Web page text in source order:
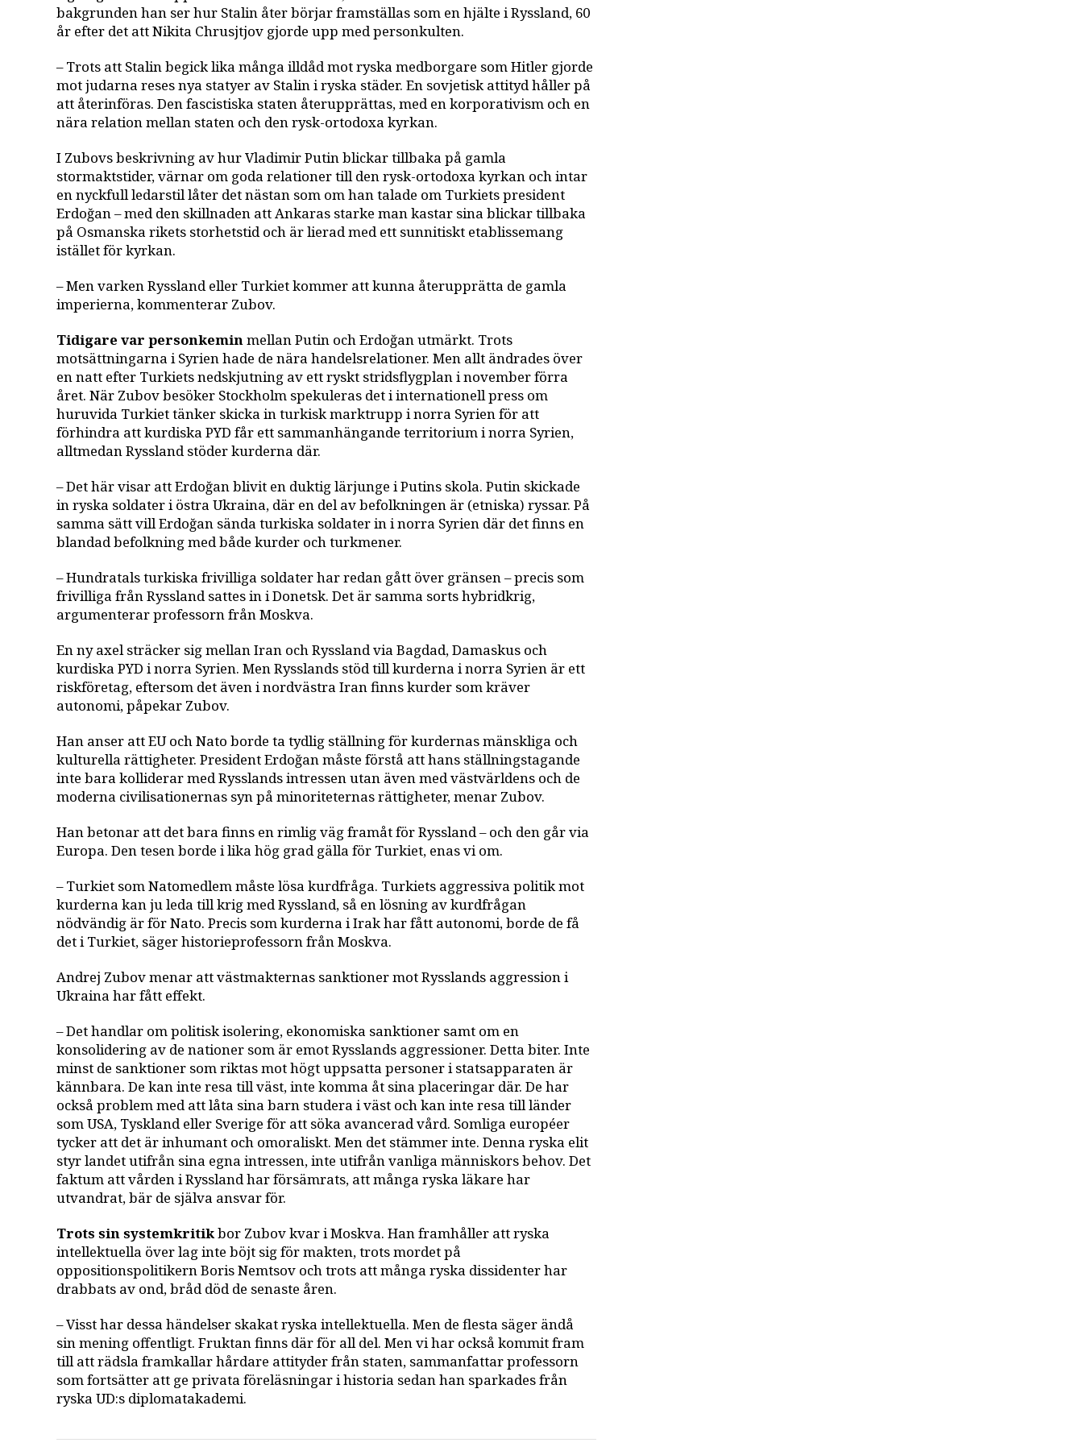
bakgrunden han ser hur Stalin åter börjar framställas som en hjälte i Ryssland, 60
år efter det att Nikita Chrusjtjov gjorde upp med personkulten.
– Trots att Stalin begick lika många illdåd mot ryska medborgare som Hitler gjorde
mot judarna reses nya statyer av Stalin i ryska städer. En sovjetisk attityd håller på
att återinföras. Den fascistiska staten återupprättas, med en korporativism och en
nära relation mellan staten och den rysk-ortodoxa kyrkan.
I Zubovs beskrivning av hur Vladimir Putin blickar tillbaka på gamla
stormaktstider, värnar om goda relationer till den rysk-ortodoxa kyrkan och intar
en nyckfull ledarstil låter det nästan som om han talade om Turkiets president
Erdoğan – med den skillnaden att Ankaras starke man kastar sina blickar tillbaka
på Osmanska rikets storhetstid och är lierad med ett sunnitiskt etablissemang
istället för kyrkan.
– Men varken Ryssland eller Turkiet kommer att kunna återupprätta de gamla
imperierna, kommenterar Zubov.
Tidigare var personkeminmellan Putin och Erdoğan utmärkt. Trots
motsättningarna i Syrien hade de nära handelsrelationer. Men allt ändrades över
en natt efter Turkiets nedskjutning av ett ryskt stridsflygplan i november förra
året. När Zubov besöker Stockholm spekuleras det i internationell press om
huruvida Turkiet tänker skicka in turkisk marktrupp i norra Syrien för att
förhindra att kurdiska PYD får ett sammanhängande territorium i norra Syrien,
alltmedan Ryssland stöder kurderna där.
– Det här visar att Erdoğan blivit en duktig lärjunge i Putins skola. Putin skickade
in ryska soldater i östra Ukraina, där en del av befolkningen är (etniska) ryssar. På
samma sätt vill Erdoğan sända turkiska soldater in i norra Syrien där det finns en
blandad befolkning med både kurder och turkmener.
– Hundratals turkiska frivilliga soldater har redan gått över gränsen – precis som
frivilliga från Ryssland sattes in i Donetsk. Det är samma sorts hybridkrig,
argumenterar professorn från Moskva.
En ny axel sträcker sig mellan Iran och Ryssland via Bagdad, Damaskus och
kurdiska PYD i norra Syrien. Men Rysslands stöd till kurderna i norra Syrien är ett
riskföretag, eftersom det även i nordvästra Iran finns kurder som kräver
autonomi, påpekar Zubov.
Han anser att EU och Nato borde ta tydlig ställning för kurdernas mänskliga och
kulturella rättigheter. President Erdoğan måste förstå att hans ställningstagande
inte bara kolliderar med Rysslands intressen utan även med västvärldens och de
moderna civilisationernas syn på minoriteternas rättigheter, menar Zubov.
Han betonar att det bara finns en rimlig väg framåt för Ryssland – och den går via
Europa. Den tesen borde i lika hög grad gälla för Turkiet, enas vi om.
– Turkiet som Natomedlem måste lösa kurdfråga. Turkiets aggressiva politik mot
kurderna kan ju leda till krig med Ryssland, så en lösning av kurdfrågan
nödvändig är för Nato. Precis som kurderna i Irak har fått autonomi, borde de få
det i Turkiet, säger historieprofessorn från Moskva.
Andrej Zubov menar att västmakternas sanktioner mot Rysslands aggression i
Ukraina har fått effekt.
– Det handlar om politisk isolering, ekonomiska sanktioner samt om en
konsolidering av de nationer som är emot Rysslands aggressioner. Detta biter. Inte
minst de sanktioner som riktas mot högt uppsatta personer i statsapparaten är
kännbara. De kan inte resa till väst, inte komma åt sina placeringar där. De har
också problem med att låta sina barn studera i väst och kan inte resa till länder
som USA, Tyskland eller Sverige för att söka avancerad vård. Somliga européer
tycker att det är inhumant och omoraliskt. Men det stämmer inte. Denna ryska elit
styr landet utifrån sina egna intressen, inte utifrån vanliga människors behov. Det
faktum att vården i Ryssland har försämrats, att många ryska läkare har
utvandrat, bär de själva ansvar för.
Trots sin systemkritikbor Zubov kvar i Moskva. Han framhåller att ryska
intellektuella över lag inte böjt sig för makten, trots mordet på
oppositionspolitikern Boris Nemtsov och trots att många ryska dissidenter har
drabbats av ond, bråd död de senaste åren.
– Visst har dessa händelser skakat ryska intellektuella. Men de flesta säger ändå
sin mening offentligt. Fruktan finns där för all del. Men vi har också kommit fram
till att rädsla framkallar hårdare attityder från staten, sammanfattar professorn
som fortsätter att ge privata föreläsningar i historia sedan han sparkades från
ryska UD:s diplomatakademi.